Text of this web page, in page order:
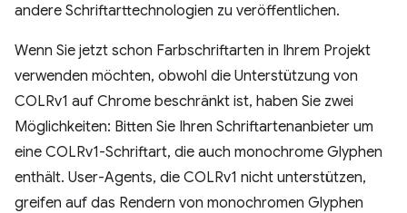
andere Schriftarttechnologien zu veröffentlichen.
Wenn Sie jetzt schon Farbschriftarten in Ihrem Projekt
verwenden möchten, obwohl die Unterstützung von
COLRv1 auf Chrome beschränkt ist, haben Sie zwei
Möglichkeiten: Bitten Sie Ihren Schriftartenanbieter um
eine COLRv1-Schriftart, die auch monochrome Glyphen
enthält. User-Agents, die COLRv1 nicht unterstützen,
greifen auf das Rendern von monochromen Glyphen